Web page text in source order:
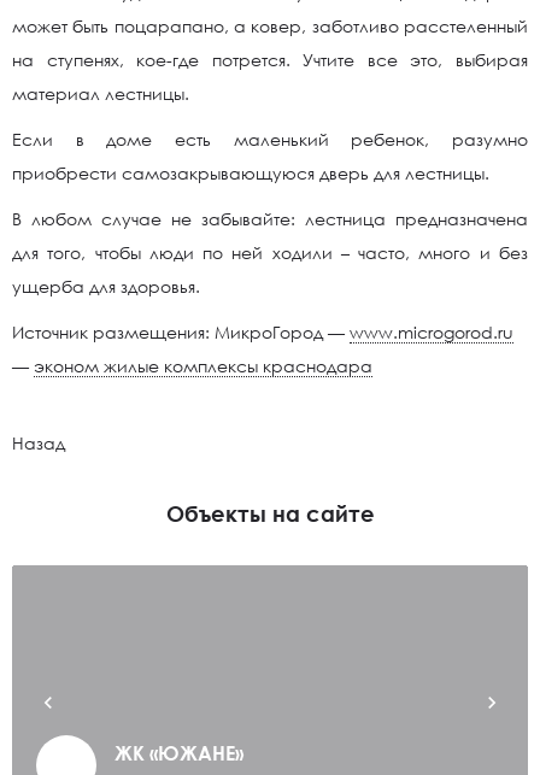
может быть поцарапано, а ковер, заботливо расстеленный
на ступенях, кое-где потрется. Учтите все это, выбирая
материал лестницы.
Если в доме есть маленький ребенок, разумно
приобрести самозакрывающуюся дверь для лестницы.
В любом случае не забывайте: лестница предназначена
для того, чтобы люди по ней ходили – часто, много и без
ущерба для здоровья.
Источник размещения: МикроГород — www.microgorod.ru
— эконом жилые комплексы краснодара
Назад
Объекты на сайте
ЖК «ЮЖАНЕ»